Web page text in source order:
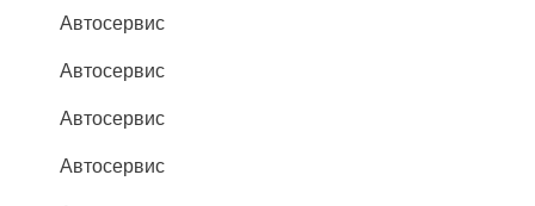
Автосервис
Автосервис
Автосервис
Автосервис